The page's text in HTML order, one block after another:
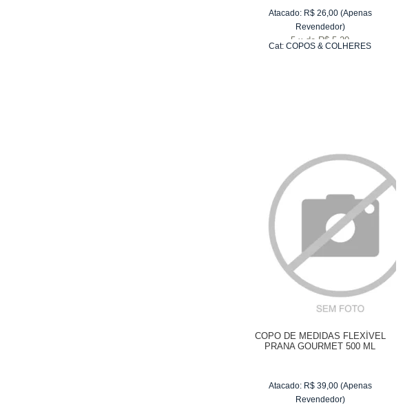
Atacado: R$ 26,00 (Apenas
Revendedor)
5 x de R$ 5,20
Cat:COPOS & COLHERES
COPO DE MEDIDAS FLEXÍVEL
PRANA GOURMET 500 ML
Atacado: R$ 39,00 (Apenas
Revendedor)